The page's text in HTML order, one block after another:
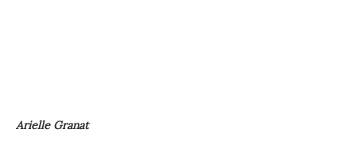
Arielle Granat